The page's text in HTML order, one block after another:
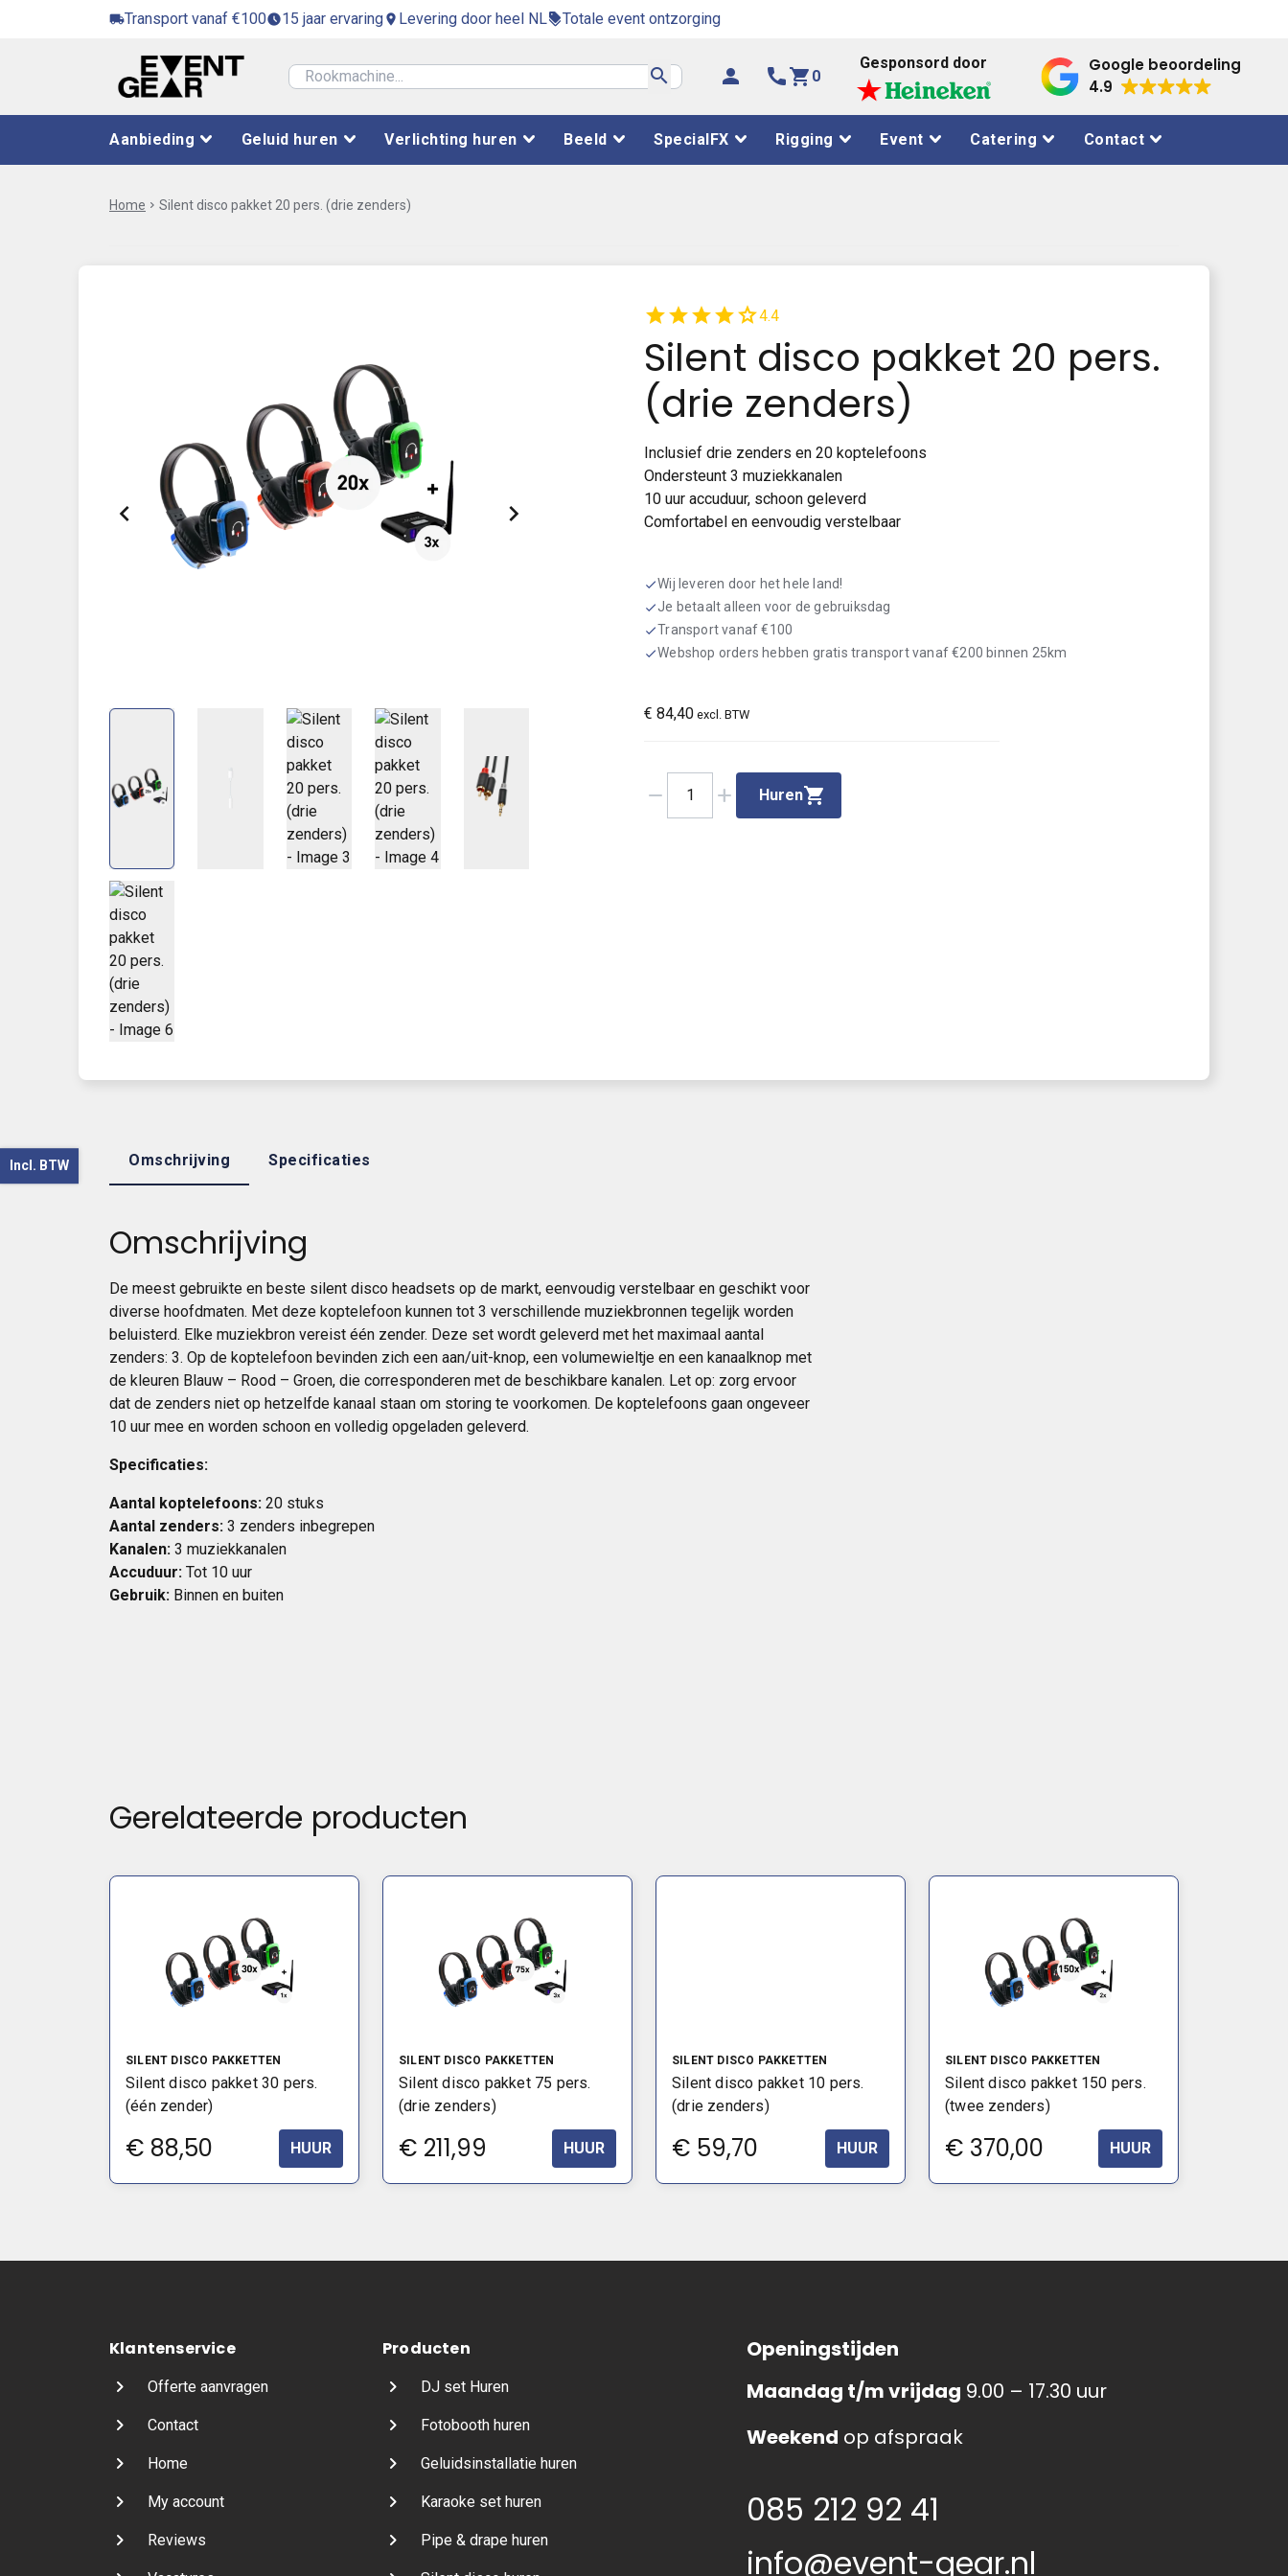
local_shippingTransport vanaf €100access_time_filled15 jaar ervaringlocation_on Levering door heel NLdiscountTotale event ontzorging
search person phoneshopping_cart 0
Gesponsord door
Google beoordeling
4.9
Aanbieding Geluid huren Verlichting huren Beeld SpecialFX Rigging Event Catering Contact
Home chevron_right Silent disco pakket 20 pers. (drie zenders)
starstarstarstarstar4.4
Silent disco pakket 20 pers.
(drie zenders)
Inclusief drie zenders en 20 koptelefoons
Ondersteunt 3 muziekkanalen
10 uur accuduur, schoon geleverd
Comfortabel en eenvoudig verstelbaar
checkWij leveren door het hele land!
check Je betaalt alleen voor de gebruiksdag
checkTransport vanaf €100
checkWebshop orders hebben gratis transport vanaf €200 binnen 25km
€ 84,40 excl. BTW
remove 1 add Huren
Omschrijving Specificaties
Omschrijving
De meest gebruikte en beste silent disco headsets op de markt, eenvoudig verstelbaar en geschikt voor
diverse hoofdmaten. Met deze koptelefoon kunnen tot 3 verschillende muziekbronnen tegelijk worden
beluisterd. Elke muziekbron vereist één zender. Deze set wordt geleverd met het maximaal aantal
zenders: 3. Op de koptelefoon bevinden zich een aan/uit-knop, een volumewieltje en een kanaalknop met
de kleuren Blauw – Rood – Groen, die corresponderen met de beschikbare kanalen. Let op: zorg ervoor
dat de zenders niet op hetzelfde kanaal staan om storing te voorkomen. De koptelefoons gaan ongeveer
10 uur mee en worden schoon en volledig opgeladen geleverd.
Specificaties:
Aantal koptelefoons: 20 stuks
Aantal zenders: 3 zenders inbegrepen
Kanalen: 3 muziekkanalen
Accuduur: Tot 10 uur
Gebruik: Binnen en buiten
Gerelateerde producten
SILENT DISCO PAKKETTEN
Silent disco pakket 30 pers.
(één zender)
€ 88,50 HUUR
SILENT DISCO PAKKETTEN
Silent disco pakket 75 pers.
(drie zenders)
€ 211,99 HUUR
SILENT DISCO PAKKETTEN
Silent disco pakket 10 pers.
(drie zenders)
€ 59,70 HUUR
SILENT DISCO PAKKETTEN
Silent disco pakket 150 pers.
(twee zenders)
€ 370,00 HUUR
Incl. BTW
Klantenservice
Offerte aanvragen
Contact
Home
My account
Reviews
Producten
DJ set Huren
Fotobooth huren
Geluidsinstallatie huren
Karaoke set huren
Pipe & drape huren
Openingstijden
Maandag t/m vrijdag 9.00 – 17.30 uur
Weekend op afspraak
085 212 92 41
info@event-gear.nl